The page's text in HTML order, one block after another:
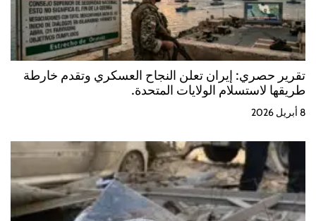
تقرير حصري: إيران تعلن النجاح العسكري وتقدم خارطة
طريقها لاستسلام الولايات المتحدة.
8 أبريل 2026